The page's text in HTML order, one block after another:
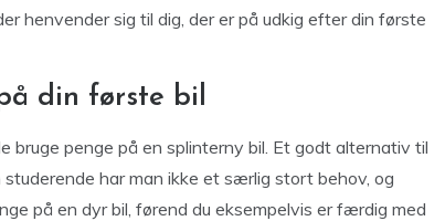
henvender sig til dig, der er på udkig efter din første
din første bil
penge på en splinterny bil. Et godt alternativ til
har man ikke et særlig stort behov, og
på en dyr bil, førend du eksempelvis er færdig med